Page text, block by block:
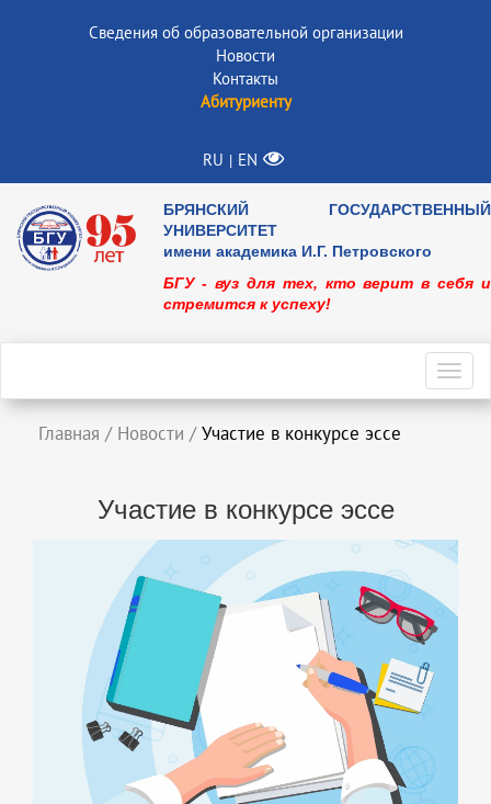
Сведения об образовательной организации
Новости
Контакты
Абитуриенту
RU | EN
БРЯНСКИЙ ГОСУДАРСТВЕННЫЙ
УНИВЕРСИТЕТ
имени академика И.Г. Петровского
БГУ - вуз для тех, кто верит в себя и
стремится к успеху!
Главная / Новости / Участие в конкурсе эссе
Участие в конкурсе эссе